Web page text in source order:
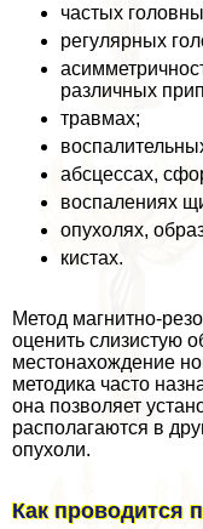
частых
регулярных
различных
травмах;
абсцессах,
воспалениях
опухолях,
кистах.
Метод магнитно-
оценить слизистую
местонахождение
методика часто
она позволяет
располагаются в
опухоли.
Как проводится